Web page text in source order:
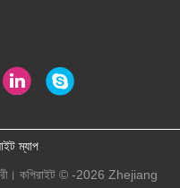
ম্যাপ
কপিরাইট © -2026 Zhejiang